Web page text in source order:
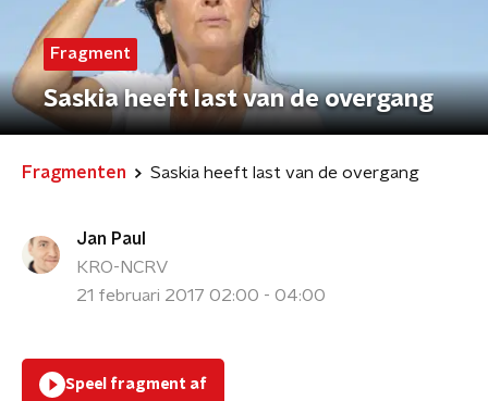
Fragment
Saskia heeft last van de overgang
Fragmenten Saskia heeft last van de overgang
Jan Paul
KRO-NCRV
21 februari 2017 02:00 - 04:00
Speel fragment af